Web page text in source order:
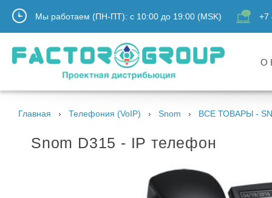
Мы работаем (ПН-ПТ): с 10:00 до 19:00 (MSK) +7
О
Главная Телефония (VoIP) Snom ВСЕ ТОВАРЫ -
Snom D315 - IP телефон